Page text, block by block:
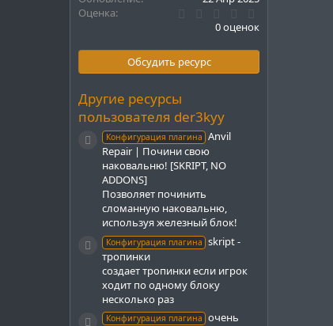
Оценка
0
0
в
0 оценок
Обсудить ресурс
Другие ресурсы
пользователя der3kyy
Иконка ресурса
Конфигурация плагина Anvil
Repair | Почини свою
наковальню! [SKRIPT, NO
ADDONS]
Позволяет починить
сломанную наковальню,
используя железный блок!
Иконка ресурса
Конфигурация плагина skript -
тропинки
создает тропинки если игрок
ходит по одному блоку
несколько раз
Конфигурация плагина очень